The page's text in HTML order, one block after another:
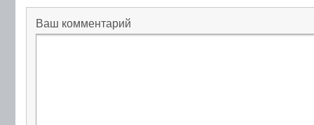
Ваш комментарий